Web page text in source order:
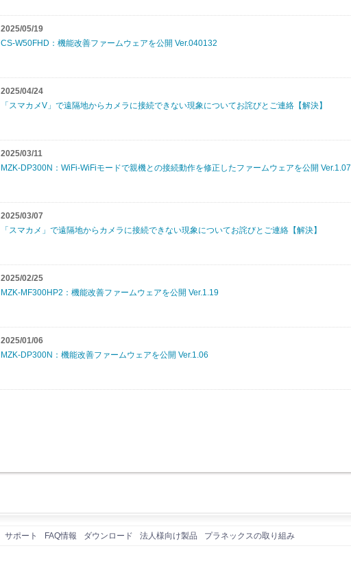
2025/05/19
CS-W50FHD：機能改善ファームウェアを公開 Ver.040132
2025/04/24
「スマカメV」で遠隔地からカメラに接続できない現象についてお詫びとご連絡【解決】
2025/03/11
MZK-DP300N：WiFi-WiFiモードで親機との接続動作を修正したファームウェアを公開 Ver.1.07
2025/03/07
「スマカメ」で遠隔地からカメラに接続できない現象についてお詫びとご連絡【解決】
2025/02/25
MZK-MF300HP2：機能改善ファームウェアを公開 Ver.1.19
2025/01/06
MZK-DP300N：機能改善ファームウェアを公開 Ver.1.06
サポート FAQ情報 ダウンロード 法人様向け製品 プラネックスの取り組み